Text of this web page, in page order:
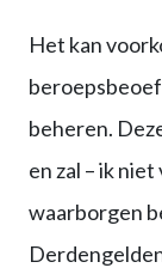
Het kan
beheren.
en zal – ik
waarborgen